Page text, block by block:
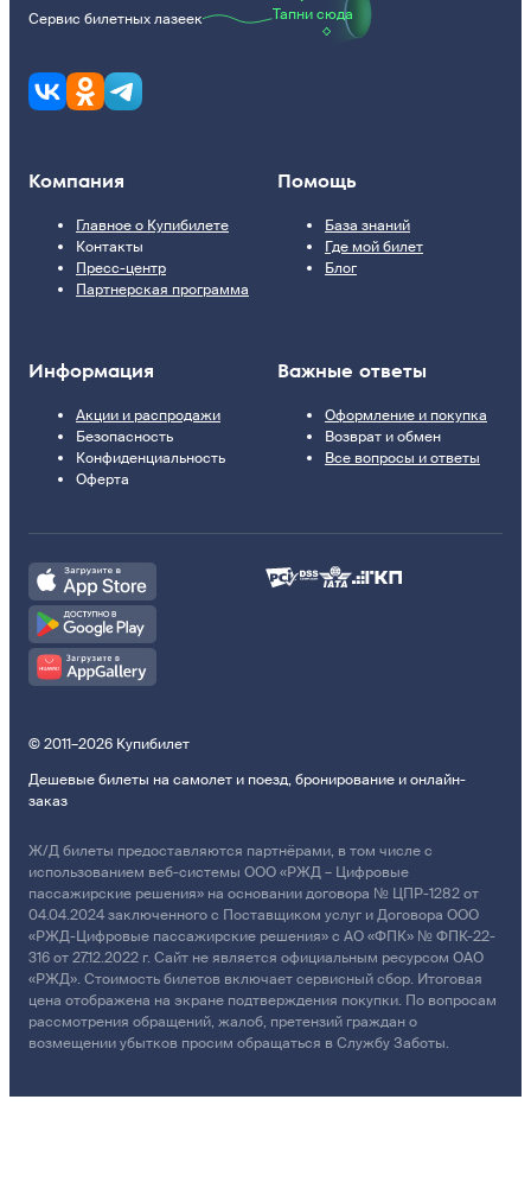
Сервис билетных лазеек Тапни сюда
Компания
Главное о Купибилете
Контакты
Пресс-центр
Партнерская программа
Помощь
База знаний
Где мой билет
Блог
Информация
Акции и распродажи
Безопасность
Конфиденциальность
Оферта
Важные ответы
Оформление и покупка
Возврат и обмен
Все вопросы и ответы
© 2011–2026 Купибилет
Дешевые билеты на самолет и поезд, бронирование и онлайн-
заказ
Ж/Д билеты предоставляются партнёрами, в том числе с
использованием веб-системы ООО «РЖД – Цифровые
пассажирские решения» на основании договора № ЦПР-1282 от
04.04.2024 заключенного с Поставщиком услуг и Договора ООО
«РЖД-Цифровые пассажирские решения» с АО «ФПК» № ФПК-22-
316 от 27.12.2022 г. Сайт не является официальным ресурсом ОАО
«РЖД». Стоимость билетов включает сервисный сбор. Итоговая
цена отображена на экране подтверждения покупки. По вопросам
рассмотрения обращений, жалоб, претензий граждан о
возмещении убытков просим обращаться в Службу Заботы.